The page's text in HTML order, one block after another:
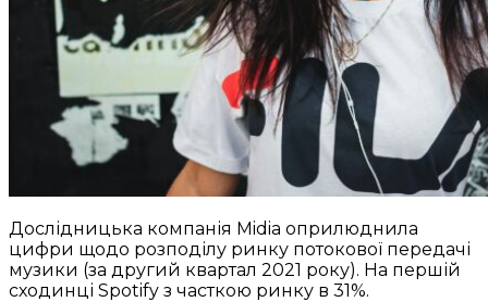
Дослідницька компанія Midia оприлюднила
цифри щодо розподілу ринку потокової передачі
музики (за другий квартал 2021 року). На першій
сходинці Spotify з часткою ринку в 31%.